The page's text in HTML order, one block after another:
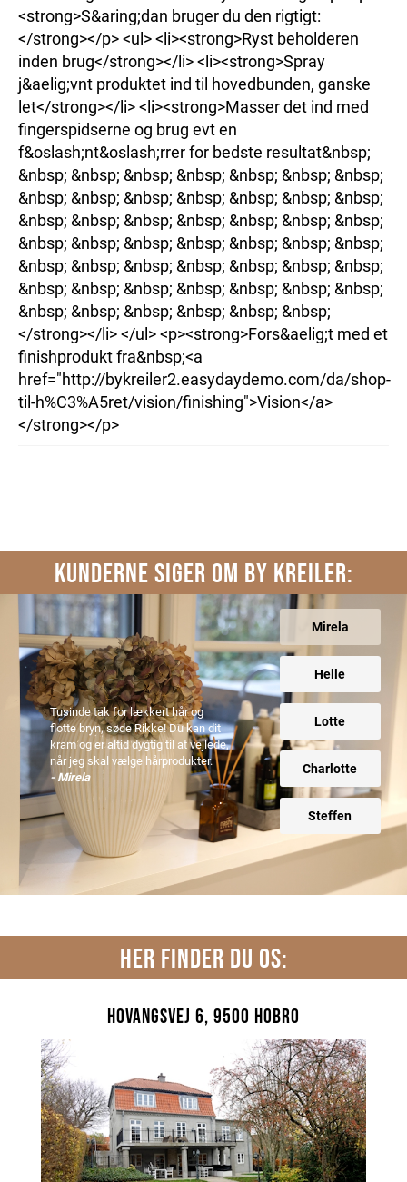
<strong>S&aring;dan bruger du den rigtigt:
</strong></p> <ul> <li><strong>Ryst beholderen
inden brug</strong></li> <li><strong>Spray
j&aelig;vnt produktet ind til hovedbunden, ganske
let</strong></li> <li><strong>Masser det ind med
fingerspidserne og brug evt en
f&oslash;nt&oslash;rrer for bedste resultat&nbsp;
&nbsp; &nbsp; &nbsp; &nbsp; &nbsp; &nbsp; &nbsp;
&nbsp; &nbsp; &nbsp; &nbsp; &nbsp; &nbsp; &nbsp;
&nbsp; &nbsp; &nbsp; &nbsp; &nbsp; &nbsp; &nbsp;
&nbsp; &nbsp; &nbsp; &nbsp; &nbsp; &nbsp; &nbsp;
&nbsp; &nbsp; &nbsp; &nbsp; &nbsp; &nbsp; &nbsp;
&nbsp; &nbsp; &nbsp; &nbsp; &nbsp; &nbsp; &nbsp;
&nbsp; &nbsp; &nbsp; &nbsp; &nbsp; &nbsp;
</strong></li> </ul> <p><strong>Fors&aelig;t med et
finishprodukt fra&nbsp;<a
href="http://bykreiler2.easydaydemo.com/da/shop-
til-h%C3%A5ret/vision/finishing">Vision</a>
</strong></p>
KUNDERNE SIGER OM BY KREILER:
Mirela
Helle
Lotte
Charlotte
Steffen
Tusinde tak for lækkert hår og
flotte bryn, søde Rikke! Du kan dit
kram og er altid dygtig til at vejlede,
når jeg skal vælge hårprodukter.
- Mirela
HER FINDER DU OS:
Hovangsvej 6, 9500 Hobro